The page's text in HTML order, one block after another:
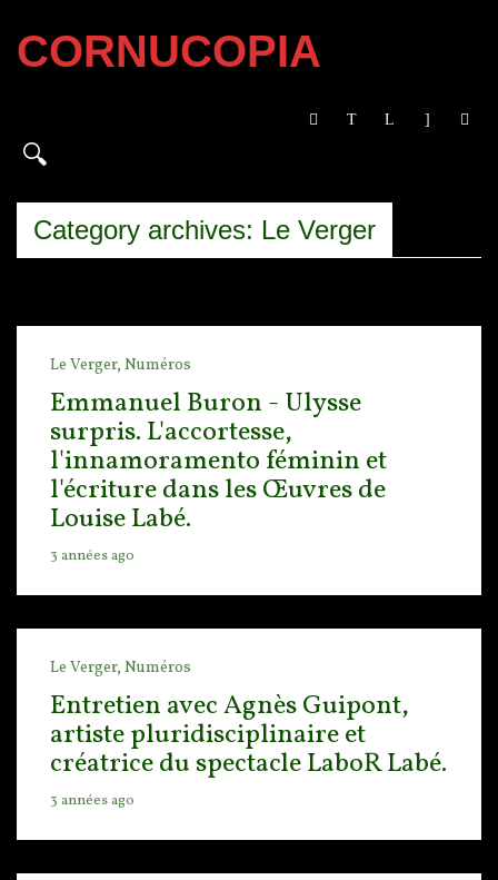
CORNUCOPIA
Category archives: Le Verger
Le Verger, Numéros
Emmanuel Buron - Ulysse
surpris. L'accortesse,
l'innamoramento féminin et
l'écriture dans les Œuvres de
Louise Labé.
3 années ago
Le Verger, Numéros
Entretien avec Agnès Guipont,
artiste pluridisciplinaire et
créatrice du spectacle LaboR Labé.
3 années ago